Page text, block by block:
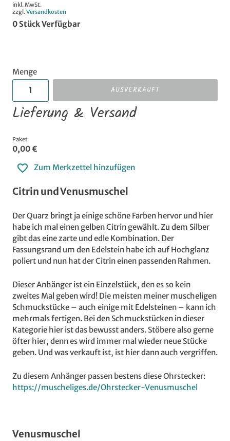
inkl. MwSt.
zzgl.Versandkosten
0Stück Verfügbar
Menge
AUSVERKAUFT
Lieferung & Versand
Paket
0,00 €
Zum Merkzettel hinzufügen
Citrin und Venusmuschel
Der Quarz bringt ja einige schöne Farben hervor und hier
habe ich mal einen gelben Citrin gewählt. Zu dem Silber
gibt das eine zarte und edle Kombination. Der
Fassungsrand um den Edelstein habe ich auf Hochglanz
poliert und nun hat der Citrin einen passenden Rahmen.
Dieser Anhänger ist ein Einzelstück, den es so kein
zweites Mal geben wird! Die meisten meiner muscheligen
Schmuckstücke – auch einige mit Edelsteinen – kann ich
mehrmals fertigen. Bei den Schmuckstücken in dieser
Kategorie hier ist das bewusst anders. Stöbere also gerne
öfter hier, denn es wird immer mal wieder neue Stücke
geben. Und was verkauft ist, ist hier dann auch vergriffen.
Zu diesem Anhänger passen bestens diese Ohrstecker:
https://muscheliges.de/Ohrstecker-Venusmuschel
Venusmuschel